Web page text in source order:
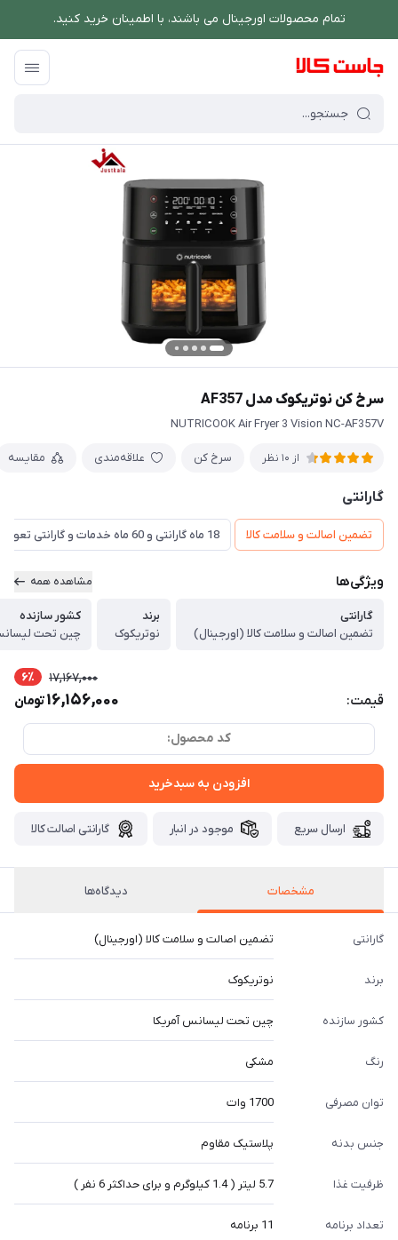
تمام محصولات اورجینال می باشند، با اطمینان خرید کنید.
فروشگاه اینترنتی جاست کالا
سرخ کن نوتریکوک مدل AF357
NUTRICOOK Air Fryer 3 Vision NC-AF357V
از 10 نظر سرخ کن علاقه‌مندی مقایسه
گارانتی
تضمین اصالت و سلامت کالا 18 ماه گارانتی و 60 ماه خدمات و گارانتی تعویض
ویژگی‌ها مشاهده همه
گارانتی
تضمین اصالت و سلامت کالا (اورجینال)
برند
نوتریکوک
کشور سازنده
چین تحت
قیمت:
17,167,000 6٪
16,156,000تومان
کد محصول:
افزودن به سبدخرید
ارسال سریع موجود در انبار گارانتی اصالت کالا
مشخصات دیدگاه‌ها
گارانتی تضمین اصالت و سلامت کالا (اورجینال)
برند نوتریکوک
کشور سازنده چین تحت لیسانس آمریکا
رنگ مشکی
توان مصرفی 1700 وات
جنس بدنه پلاستیک مقاوم
ظرفیت غذا 5.7 لیتر ( 1.4 کیلوگرم و برای حداکثر 6 نفر )
تعداد برنامه 11 برنامه